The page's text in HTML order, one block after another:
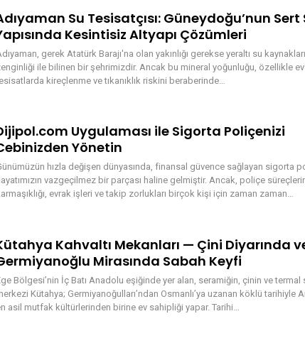
Su Tesisatçısı: Güneydoğu’nun Sert
Kesintisiz Altyapı Çözümleri
gerek Atatürk Barajı'na olan yakınlığı gerekse yeraltı su
ile bilinen bir şehrimizdir. Ancak bu mineral yoğunluğu, özellikle
kireçlenme ve tıkanıklık riskini beraberinde
Uygulaması ile Sigorta Poliçenizi
Yönetin
hızla değişen dünyasında, finansal güvence sağlayan sigorta
vazgeçilmez bir parçası haline gelmiştir. Ancak, poliçe
evrak işleri ve takip zorlukları birçok kişi için zaman zaman…
Kahvaltı Mekanları — Çini Diyarında
Mirasında Sabah Keyfi
Bölgesi’nin İç Batı Anadolu eşiğinde yer alan, seramiğin, çinin ve termal
Kütahya; Germiyanoğulları’ndan Osmanlı’ya uzanan köklü tarihiyle
asil mutfak kültürlerinden birine ev sahipliği yapar. Tarihi